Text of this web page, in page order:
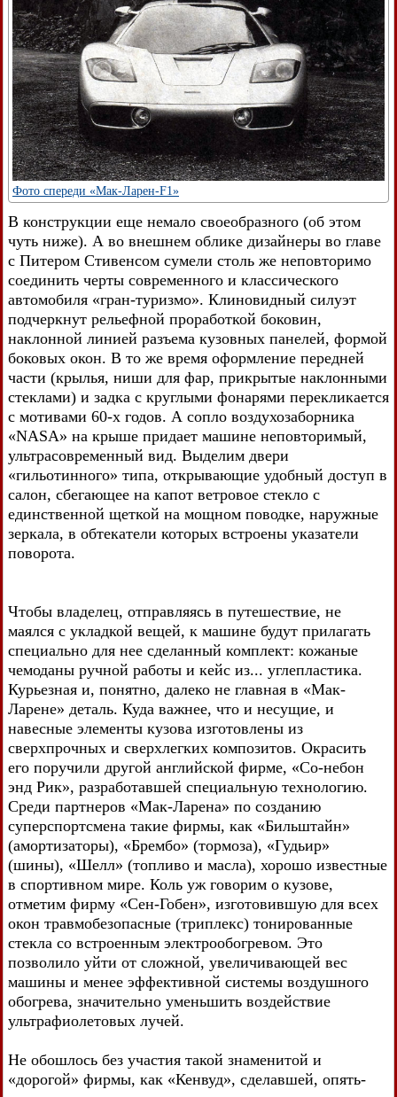
Фото спереди «Мак-Ларен-F1»
В конструкции еще немало своеобразного (об этом
чуть ниже). А во внешнем облике дизайнеры во главе
с Питером Стивенсом сумели столь же неповторимо
соединить черты современного и классического
автомобиля «гран-туризмо». Клиновидный силуэт
подчеркнут рельефной проработкой боковин,
наклонной линией разъема кузовных панелей, формой
боковых окон. В то же время оформление передней
части (крылья, ниши для фар, прикрытые наклонными
стеклами) и задка с круглыми фонарями перекликается
с мотивами 60-х годов. А сопло воздухозаборника
«NASA» на крыше придает машине неповторимый,
ультрасовременный вид. Выделим двери
«гильотинного» типа, открывающие удобный доступ в
салон, сбегающее на капот ветровое стекло с
единственной щеткой на мощном поводке, наружные
зеркала, в обтекатели которых встроены указатели
поворота.
Чтобы владелец, отправляясь в путешествие, не
маялся с укладкой вещей, к машине будут прилагать
специально для нее сделанный комплект: кожаные
чемоданы ручной работы и кейс из... углепластика.
Курьезная и, понятно, далеко не главная в «Мак-
Ларене» деталь. Куда важнее, что и несущие, и
навесные элементы кузова изготовлены из
сверхпрочных и сверхлегких композитов. Окрасить
его поручили другой английской фирме, «Со-небон
энд Рик», разработавшей специальную технологию.
Среди партнеров «Мак-Ларена» по созданию
суперспортсмена такие фирмы, как «Бильштайн»
(амортизаторы), «Брембо» (тормоза), «Гудьир»
(шины), «Шелл» (топливо и масла), хорошо известные
в спортивном мире. Коль уж говорим о кузове,
отметим фирму «Сен-Гобен», изготовившую для всех
окон травмобезопасные (триплекс) тонированные
стекла со встроенным электрообогревом. Это
позволило уйти от сложной, увеличивающей вес
машины и менее эффективной системы воздушного
обогрева, значительно уменьшить воздействие
ультрафиолетовых лучей.
Не обошлось без участия такой знаменитой и
«дорогой» фирмы, как «Кенвуд», сделавшей, опять-